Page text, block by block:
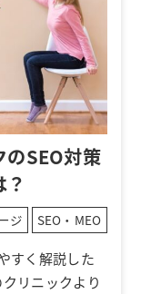
のSEO対策
ジ SEO・MEO
すく解説した
リニックより